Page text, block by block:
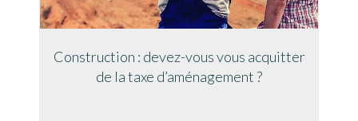
Construction : devez-vous vous acquitter
de la taxe d’aménagement ?